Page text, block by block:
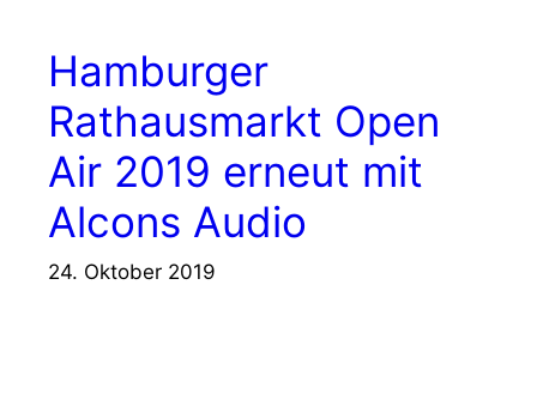
Hamburger
Rathausmarkt Open
Air 2019 erneut mit
Alcons Audio
24. Oktober 2019